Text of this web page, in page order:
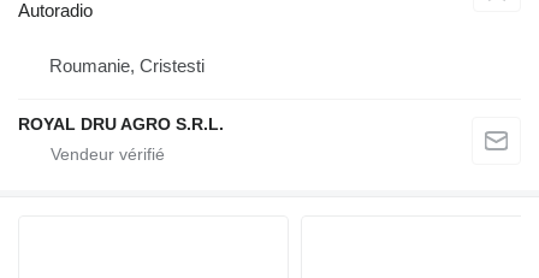
Autoradio
Roumanie, Cristesti
ROYAL DRU AGRO S.R.L.